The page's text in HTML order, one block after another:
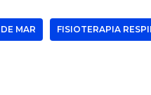
MAR FISIOTERAPIA